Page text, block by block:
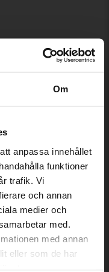
Om
anpassa innehållet
funktioner
trafik. Vi
och annan
medier och
med.
med annan
eller som de har
Volvo XC70
Volvo XC90
browser
our friends
language
all the